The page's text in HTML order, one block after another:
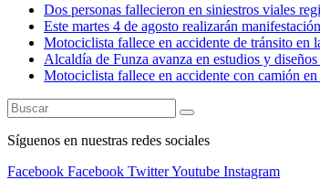
Dos personas fallecieron en siniestros viales
Este martes 4 de agosto realizarán
Motociclista fallece en accidente de tránsito en
Alcaldía de Funza avanza en estudios y
Motociclista fallece en accidente con camión
Síguenos en nuestras redes sociales
Facebook Facebook TwitterYoutube Instagram